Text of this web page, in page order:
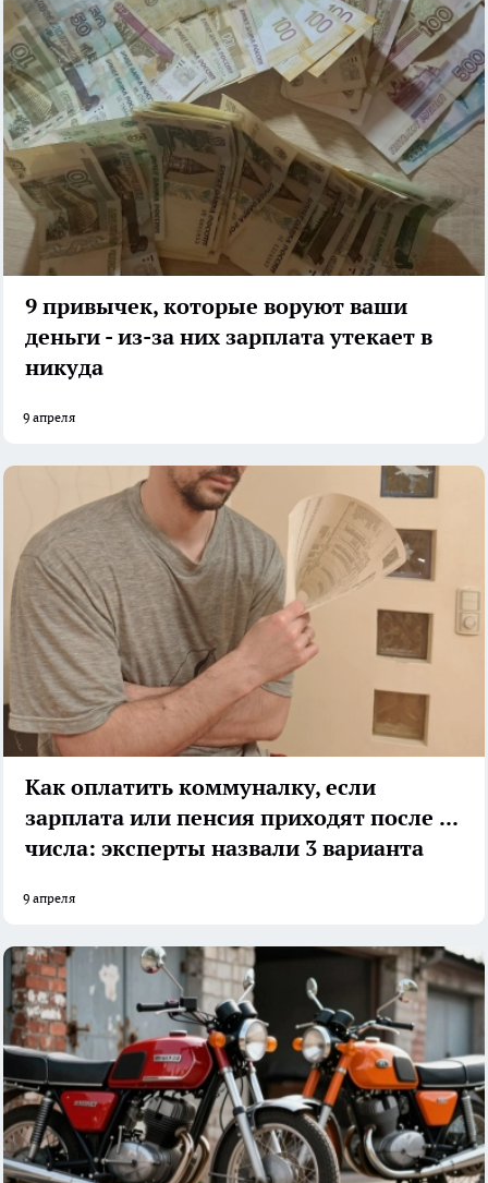
9 привычек, которые воруют ваши
деньги - из-за них зарплата утекает в
никуда
9 апреля
Как оплатить коммуналку, если
зарплата или пенсия приходят после 15
числа: эксперты назвали 3 варианта
9 апреля